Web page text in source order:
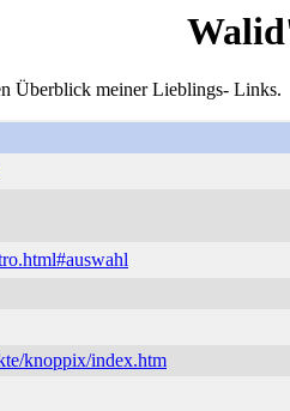
Überblick meiner Lieblings- Links.
knoppix/index.htm